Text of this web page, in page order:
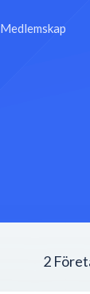
Medlemskap
2